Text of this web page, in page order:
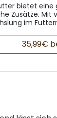
bietet eine
Zusätze.
im
35,99€